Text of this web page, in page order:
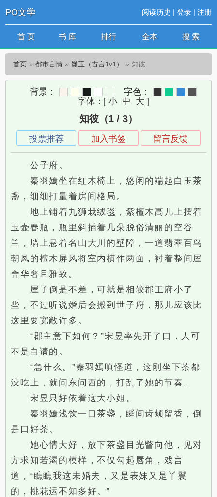
PO文学 阅读历史 | 登录| 注册
首 页 书 库 排行 全本 搜 索
首页 都市言情 馐玉（古言1v1） 知彼
背景：
字色：
字体： [ 小 中 大 ]
知彼（1 / 3）
投票推荐 加入书签 留言反馈
公子府。
秦羽嫣坐在红木椅上，悠闲的端起白玉茶
盏，细细打量着房间格局。
地上铺着九狮栽绒毯，紫檀木高几上摆着
玉壶春瓶，瓶里斜插着几朵脱俗清丽的空谷
兰，墙上悬着名山大川的壁障，一道翡翠百鸟
朝凤的檀木屏风将室内横作两面，衬着整间屋
舍华奢且雅致。
屋子倒是不差，可就是相较郡王府小了
些，不过听说婚后会搬到世子府，那儿应该比
这里要宽敞许多。
“郡主意下如何？”宋昱率先开了口，人可
不是白请的。
“急什么。”秦羽嫣嗔怪道，这刚坐下茶都
没吃上，就问东问西的，打乱了她的节奏。
宋昱只好依着这大小姐。
秦羽嫣浅饮一口茶盏，瞬间齿颊留香，倒
是口好茶。
她心情大好，放下茶盏目光瞥向他，见对
方求知若渴的模样，不仅勾起唇角，戏言
道，“瞧瞧我这未婚夫，又是表妹又是丫鬟
的，桃花运不知多好。”